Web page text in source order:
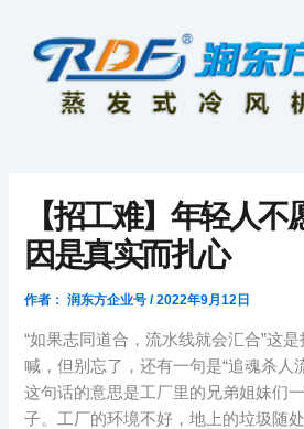
【招工难】年轻人
因是真实而扎心
作者： 润东方企业号/2022年9月12日
“如果志同道合，流水线就会汇合”这
喊，但别忘了，还有一句是“追魂杀人
这句话的意思是工厂里的兄弟姐妹们
子。工厂的环境不好，地上的垃圾随